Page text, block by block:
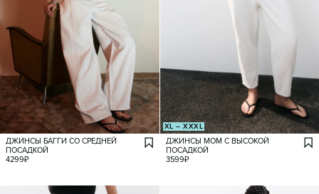
ДЖИНСЫ БАГГИ СО СРЕДНЕЙ
ПОСАДКОЙ
4299₽
XL – XXXL
ДЖИНСЫ МОМ С ВЫСОКОЙ
ПОСАДКОЙ
3599₽